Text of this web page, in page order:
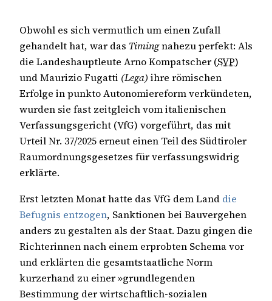
Obwohl es sich vermutlich um einen Zufall
gehandelt hat, war das Timingnahezu perfekt: Als
die Landeshauptleute Arno Kompatscher (SVP)
und Maurizio Fugatti (Lega) ihre römischen
Erfolge in punkto Autonomiereform verkündeten,
wurden sie fast zeitgleich vom italienischen
Verfassungsgericht (VfG) vorgeführt, das mit
Urteil Nr. 37/2025 erneut einen Teil des Südtiroler
Raumordnungsgesetzes für verfassungswidrig
erklärte.
Erst letzten Monat hatte das VfG dem Land die
Befugnis entzogen, Sanktionen bei Bauvergehen
anders zu gestalten als der Staat. Dazu gingen die
Richterinnen nach einem erprobten Schema vor
und erklärten die gesamtstaatliche Norm
kurzerhand zu einer »grundlegenden
Bestimmung der wirtschaftlich-sozialen